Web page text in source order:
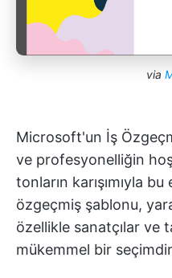
via
Microsoft'un İş
ve profesyonelliğin hoş
tonların karışımıyla
özgeçmiş şablonu,
özellikle sanatçılar ve
mükemmel bir